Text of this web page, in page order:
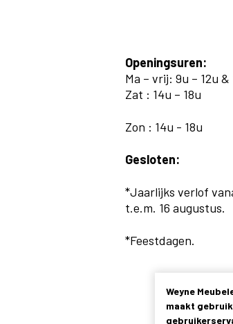
Openingsuren:
Ma – vrij: 9u – 12u &
Zat : 14u – 18u
Zon : 14u - 18u
Gesloten:
*Jaarlijks verlof
t.e.m. 16 augustus.
*Feestdagen.
Weyne
maakt